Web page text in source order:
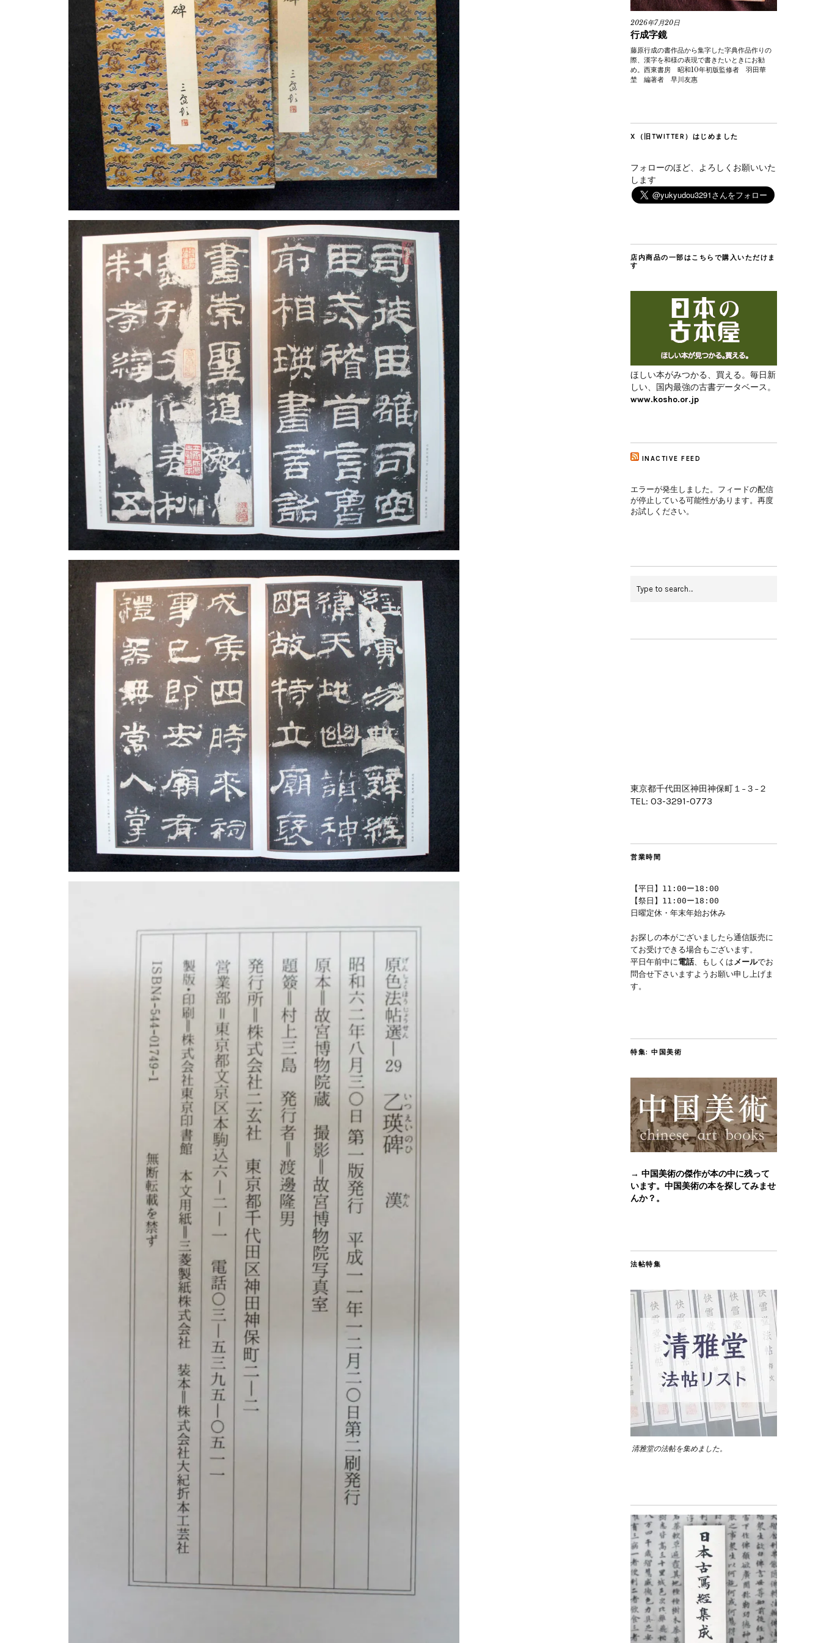
2026年7月20日
行成字鏡
藤原行成の書作品から集字した字典作品作りの
際、漢字を和様の表現で書きたいときにお勧
め。西東書房 昭和10年初版監修者 羽田華
埜 編著者 早川友惠
X（旧TWITTER）はじめました
フォローのほど、よろしくお願いいた
します
店内商品の一部はこちらで購入いただけま
す
ほしい本がみつかる、買える。毎日新
しい、国内最強の古書データベース。
www.kosho.or.jp
INACTIVE FEED
エラーが発生しました。フィードの配信
が停止している可能性があります。再度
お試しください。
東京都千代田区神田神保町１−３−２
TEL: 03-3291-0773
営業時間
【平日】11:00ー18:00
【祭日】11:00ー18:00
日曜定休・年末年始お休み
お探しの本がございましたら通信販売に
てお受けできる場合もございます。
平日午前中に電話、もしくはメールでお
問合せ下さいますようお願い申し上げま
す。
特集: 中国美術
→ 中国美術の傑作が本の中に残って
います。中国美術の本を探してみませ
んか？。
法帖特集
清雅堂の法帖を集めました。